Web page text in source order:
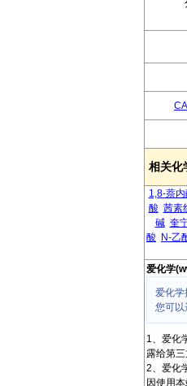
相关化
1,8-萘
酸 茜素
碱 奎
酸
N-乙
爱化学
爱化学
您可以
1、爱化
露给第三
2、爱化
因使用